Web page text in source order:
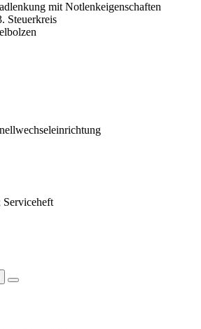
mit Notlenkeigenschaften
Steuerkreis
Serviceheft